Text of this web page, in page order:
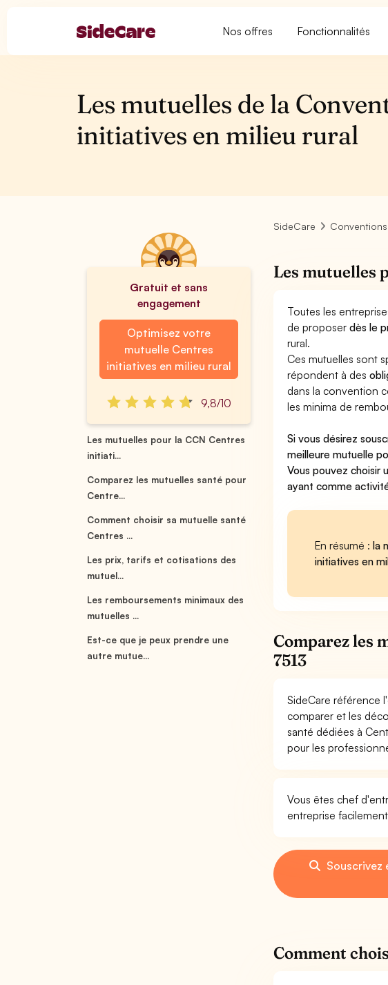
Nos offres Fonctionnalités
Les mutuelles de la
initiatives en milieu rural
Gratuit et sans
engagement
Optimisez votre
mutuelle Centres
initiatives en milieu rural
9,8/10
Les mutuelles pour la CCN Centres
initiati...
Comparez les mutuelles santé pour
Centre...
Comment choisir sa mutuelle santé
Centres ...
Les prix, tarifs et cotisations des
mutuel...
Les remboursements minimaux des
mutuelles ...
Est-ce que je peux prendre une
autre mutue...
SideCare
Les mutuelles
Toutes les
de proposerdès le
rural.
Ces mutuelles sont
répondent à des
dans la convention
les minima de
Si vous désirez
meilleure mutuelle
Vous pouvez choisir
ayant comme
En résumé :la
initiatives en
Comparez les
7513
SideCare référence
comparer et les
santé dédiées à
pour les
Vous êtes chef
entreprise
Souscrivez
Comment